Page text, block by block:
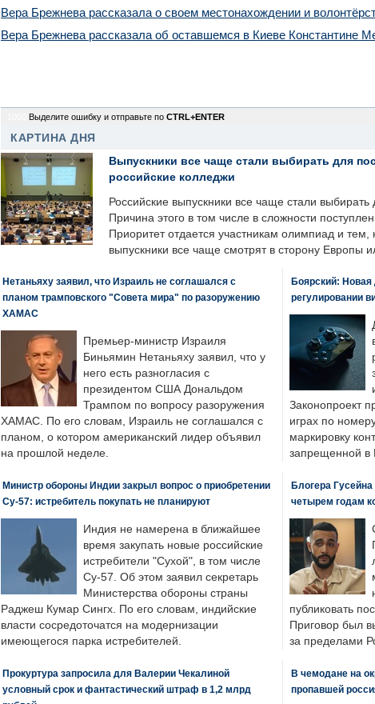
Вера Брежнева рассказала о своем местонахождении и
Вера Брежнева рассказала об оставшемся в Киеве Константине
Выделите ошибку и отправьте по CTRL+ENTER
КАРТИНА ДНЯ
Выпускники все чаще стали выбирать для
российские колледжи
Российские выпускники все чаще стали
Причина этого в том числе в сложности
Приоритет отдается участникам олимпиад и тем,
выпускники все чаще смотрят в сторону Европы
Нетаньяху заявил, что Израиль не соглашался с
планом трамповского "Совета мира" по разоружению
ХАМАС
Премьер-министр Израиля
Биньямин Нетаньяху заявил, что у
него есть разногласия с
президентом США Дональдом
Трампом по вопросу разоружения
ХАМАС. По его словам, Израиль не соглашался с
планом, о котором американский лидер объявил
на прошлой неделе.
Боярский: Новая
регулировании
Законопроект
играх по
маркировку
запрещенной в
Министр обороны Индии закрыл вопрос о приобретении
Су-57: истребитель покупать не планируют
Индия не намерена в ближайшее
время закупать новые российские
истребители "Сухой", в том числе
Су-57. Об этом заявил секретарь
Министерства обороны страны
Раджеш Кумар Сингх. По его словам, индийские
власти сосредоточатся на модернизации
имеющегося парка истребителей.
Блогера Гусейна
четырем годам
публиковать
Приговор был
за пределами
Прокуртура запросила для Валерии Чекалиной
условный срок и фантастический штраф в 1,2 млрд
В чемодане на
пропавшей